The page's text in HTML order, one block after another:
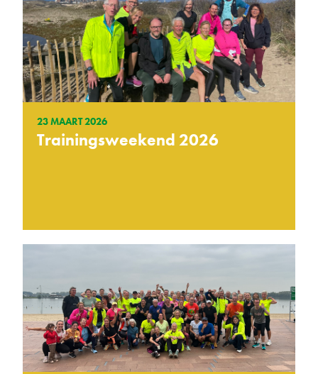
23 MAART 2026
Trainingsweekend 2026